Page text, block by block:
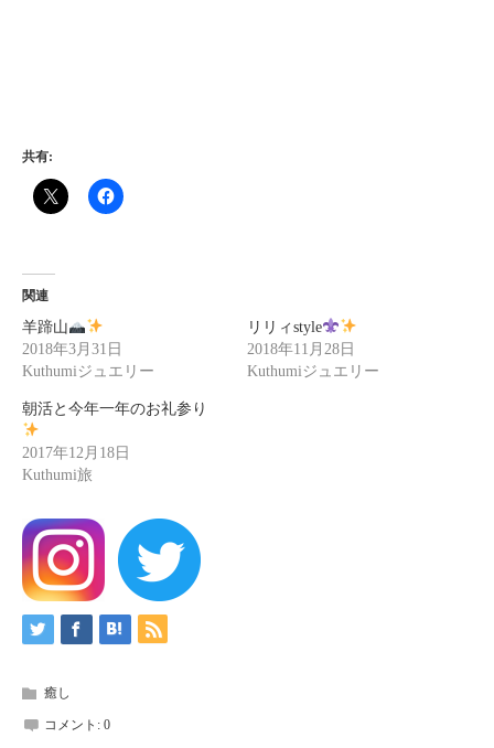
共有:
関連
羊蹄山
2018年3月31日
Kuthumiジュエリー
リリィstyle
2018年11月28日
Kuthumiジュエリー
朝活と今年一年のお礼参り
2017年12月18日
Kuthumi旅
癒し
コメント: 0